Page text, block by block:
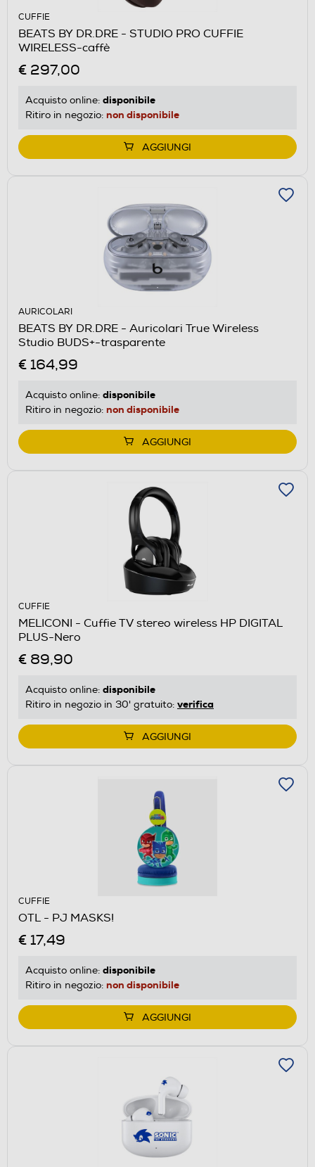
CUFFIE
BEATS BY DR.DRE - STUDIO PRO CUFFIE
WIRELESS-caffè
€ 297,00
Acquisto online: disponibile
Ritiro in negozio: non disponibile
AGGIUNGI
AURICOLARI
BEATS BY DR.DRE - Auricolari True Wireless
Studio BUDS+-trasparente
€ 164,99
Acquisto online: disponibile
Ritiro in negozio: non disponibile
AGGIUNGI
CUFFIE
MELICONI - Cuffie TV stereo wireless HP DIGITAL
PLUS-Nero
€ 89,90
Acquisto online: disponibile
Ritiro in negozio in 30' gratuito: verifica
AGGIUNGI
CUFFIE
OTL - PJ MASKS!
€ 17,49
Acquisto online: disponibile
Ritiro in negozio: non disponibile
AGGIUNGI